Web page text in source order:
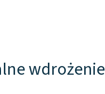
wdrożenie